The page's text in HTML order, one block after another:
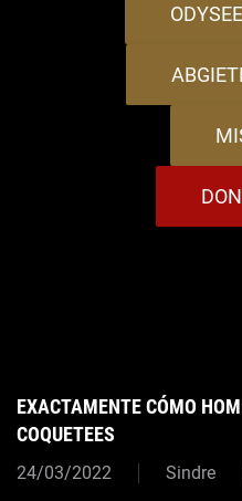
EXACTAMENTE CÓMO
COQUETEES
24/03/2022 Sindre